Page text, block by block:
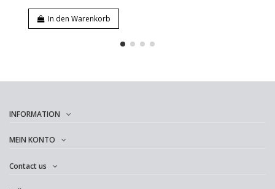
In den Warenkorb
INFORMATION
MEIN KONTO
Contact us